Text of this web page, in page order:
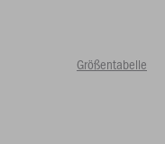
Größentabelle